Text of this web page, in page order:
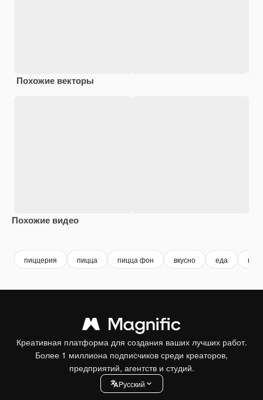
Похожие векторы
Похожие видео
пиццерия пицца пицца фон вкусно еда
Креативная платформа для создания ваших лучших работ.
Более 1 миллиона подписчиков среди креаторов,
предприятий, агентств и студий.
Pусский